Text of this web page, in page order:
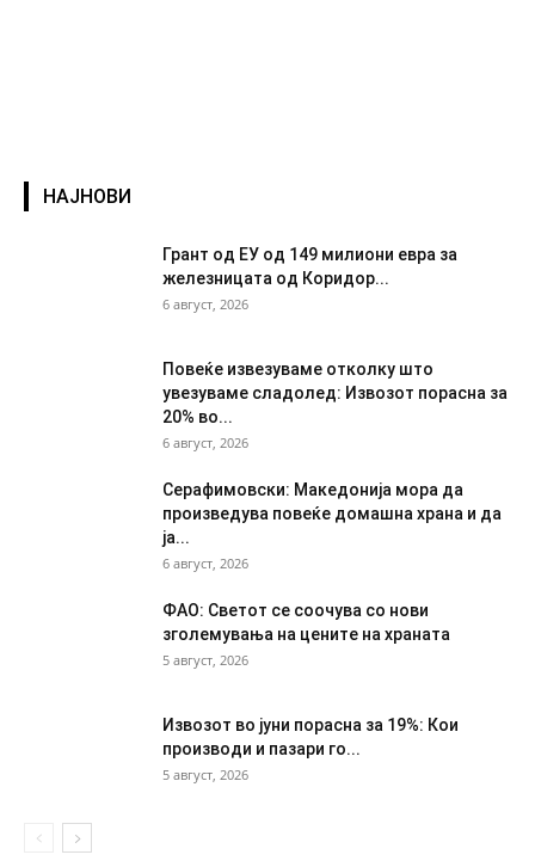
НАЈНОВИ
Грант од ЕУ од 149 милиони евра за
железницата од Коридор...
6 август, 2026
Повеќе извезуваме отколку што
увезуваме сладолед: Извозот порасна за
20% во...
6 август, 2026
Серафимовски: Македонија мора да
произведува повеќе домашна храна и да
ја...
6 август, 2026
ФАО: Светот се соочува со нови
зголемувања на цените на храната
5 август, 2026
Извозот во јуни порасна за 19%: Кои
производи и пазари го...
5 август, 2026